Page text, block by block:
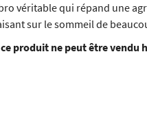
véritable qui répand une
sur le sommeil de
produit ne peut être vendu